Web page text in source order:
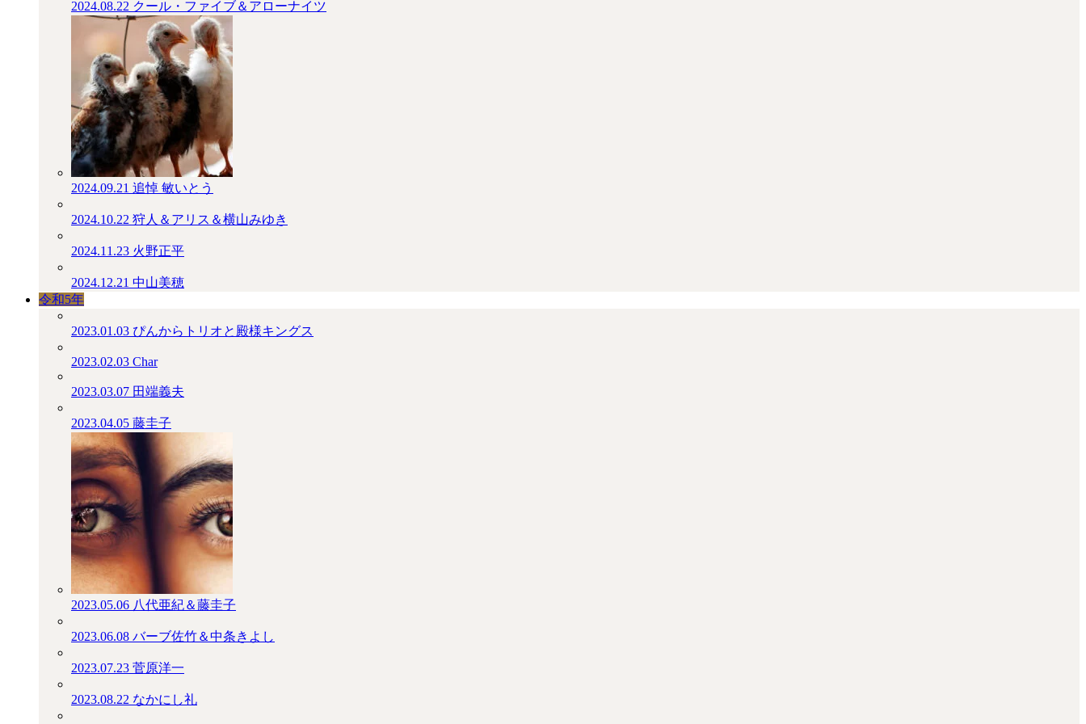
2024.08.22 クール・ファイブ＆アローナイツ
2024.09.21 追悼 敏いとう
2024.10.22 狩人＆アリス＆横山みゆき
2024.11.23 火野正平
2024.12.21 中山美穂
令和5年
2023.01.03 ぴんからトリオと殿様キングス
2023.02.03 Char
2023.03.07 田端義夫
2023.04.05 藤圭子
2023.05.06 八代亜紀＆藤圭子
2023.06.08 バーブ佐竹＆中条きよし
2023.07.23 菅原洋一
2023.08.22 なかにし礼